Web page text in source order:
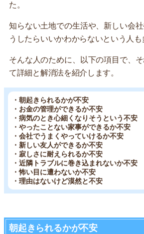
た。
知らない土地での生活や、新しい会
うしたらいいかわからないという人も
そんな人のために、以下の項目で、
て詳細と解消法を紹介します。
・朝起きられるかが不安
・お金の管理ができるか不安
・病気のとき心細くなりそうという不安
・やったことない家事ができるか不安
・会社でうまくやっていけるか不安
・新しい友人ができるか不安
・寂しさに耐えられるか不安
・近隣トラブルに巻き込まれないか不安
・怖い目に遭わないか不安
・理由はないけど漠然と不安
朝起きられるかが不安